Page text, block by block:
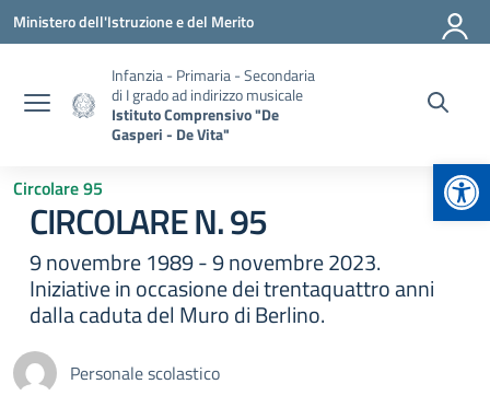
Vai ai contenuti
Vai al menu di navigazione
Vai al footer
Ministero dell'Istruzione e del Merito
Infanzia - Primaria - Secondaria
di I grado ad indirizzo musicale
Istituto Comprensivo "De
Gasperi - De Vita"
Circolare 95
CIRCOLARE N. 95
9 novembre 1989 - 9 novembre 2023.
Iniziative in occasione dei trentaquattro anni
dalla caduta del Muro di Berlino.
Personale scolastico